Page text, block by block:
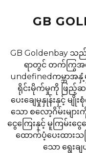
GB
GB Goldenbay
ရာတွင် တက်ကြွအ
undefinedကမ္ဘာအ
ရိုင်းမိုက်မှုကို ဖြည့်ဆ
ပေးချေမှုနှုန်းနှင့် မ
သော စလော့ဂိမ်းမျ
ငွေကြေးနှင့် မူကြမ်းငွေ
ထောက်ပံ့ပေးထားသ
သော ရွေးခ